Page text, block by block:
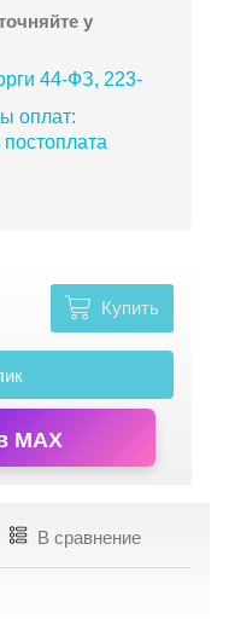
у
44-ФЗ, 223-
оплат:
Купить
MAX
В сравнение